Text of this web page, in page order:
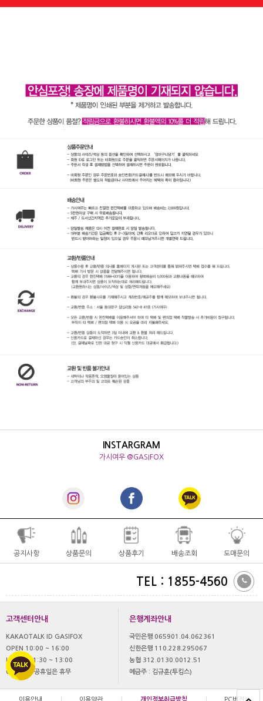
INSTARGRAM
가시여우 @GASIFOX
공지사항 상품문의 상품후기 배송조회 도매문의
TEL : 1855-4560
고객센터안내
KAKAOTALK ID GASIFOX
OPEN 10:00 ~ 16:00
LUNCH 11:30 ~ 13:00
OFF 토,일 공휴일은 휴무
은행계좌안내
국민은행 065901.04.062361
신한은행 110.228.295067
농협 312.0130.0012.51
예금주 : 김규훈(투킴스)
이용안내 이용약관 개인정보취급방침 PC버젼